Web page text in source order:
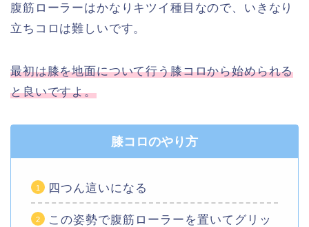
腹筋ローラーはかなりキツイ種目なので、いきなり
立ちコロは難しいです。
最初は膝を地面について行う膝コロから始められる
と良いですよ。
膝コロのやり方
四つん這いになる
この姿勢で腹筋ローラーを置いてグリッ